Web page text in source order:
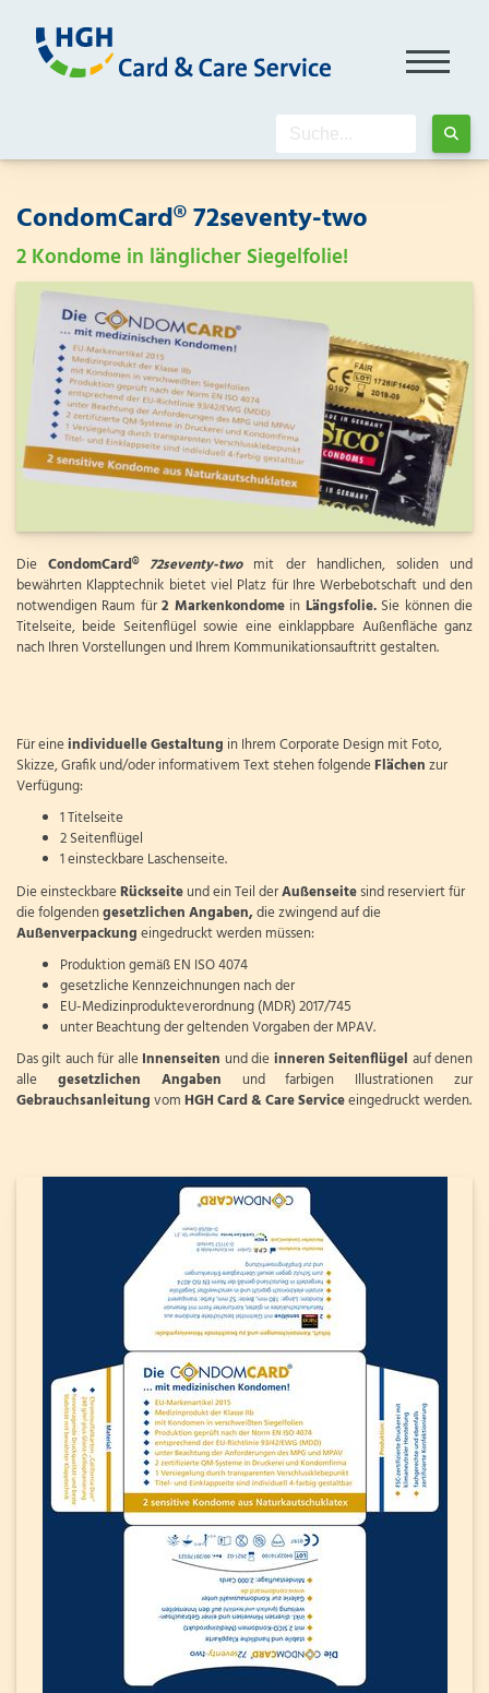
CondomCard® 72seventy-two
2 Kondome in länglicher Siegelfolie!
DieCondomCard® 72seventy-twomit der handlichen, soliden und
bewährten Klapptechnik bietet viel Platz für Ihre Werbebotschaft und den
notwendigen Raum für2 Markenkondome in Längsfolie.Sie können die
Titelseite, beide Seitenflügel sowie eine einklappbare Außenfläche ganz
nach Ihren Vorstellungen und Ihrem Kommunikationsauftritt gestalten.
Für eineindividuelle Gestaltung in Ihrem Corporate Design mit Foto,
Skizze, Grafik und/oder informativem Text stehen folgendeFlächenzur
Verfügung:
1 Titelseite
2 Seitenflügel
1 einsteckbare Laschenseite.
Die einsteckbareRückseiteund ein Teil derAußenseitesind reserviert für
die folgendengesetzlichen Angaben,die zwingend auf die
Außenverpackungeingedruckt werden müssen:
Produktion gemäß EN ISO 4074
gesetzliche Kennzeichnungen nach der
EU-Medizinprodukteverordnung (MDR) 2017/745
unter Beachtung der geltenden Vorgaben der MPAV.
Das gilt auch für alleInnenseiten und dieinneren Seitenflügel auf denen
alle gesetzlichen Angaben und farbigen Illustrationen zur
GebrauchsanleitungvomHGH Card & Care Serviceeingedruckt werden.